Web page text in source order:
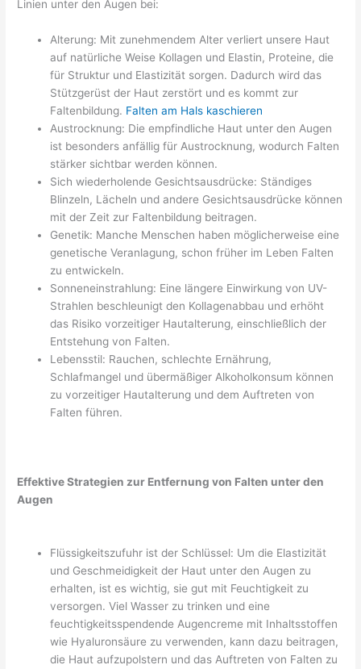
Linien unter den Augen bei:
Alterung: Mit zunehmendem Alter verliert unsere Haut
auf natürliche Weise Kollagen und Elastin, Proteine, die
für Struktur und Elastizität sorgen. Dadurch wird das
Stützgerüst der Haut zerstört und es kommt zur
Faltenbildung. Falten am Hals kaschieren
Austrocknung: Die empfindliche Haut unter den Augen
ist besonders anfällig für Austrocknung, wodurch Falten
stärker sichtbar werden können.
Sich wiederholende Gesichtsausdrücke: Ständiges
Blinzeln, Lächeln und andere Gesichtsausdrücke können
mit der Zeit zur Faltenbildung beitragen.
Genetik: Manche Menschen haben möglicherweise eine
genetische Veranlagung, schon früher im Leben Falten
zu entwickeln.
Sonneneinstrahlung: Eine längere Einwirkung von UV-
Strahlen beschleunigt den Kollagenabbau und erhöht
das Risiko vorzeitiger Hautalterung, einschließlich der
Entstehung von Falten.
Lebensstil: Rauchen, schlechte Ernährung,
Schlafmangel und übermäßiger Alkoholkonsum können
zu vorzeitiger Hautalterung und dem Auftreten von
Falten führen.
Effektive Strategien zur Entfernung von Falten unter den
Augen
Flüssigkeitszufuhr ist der Schlüssel: Um die Elastizität
und Geschmeidigkeit der Haut unter den Augen zu
erhalten, ist es wichtig, sie gut mit Feuchtigkeit zu
versorgen. Viel Wasser zu trinken und eine
feuchtigkeitsspendende Augencreme mit Inhaltsstoffen
wie Hyaluronsäure zu verwenden, kann dazu beitragen,
die Haut aufzupolstern und das Auftreten von Falten zu